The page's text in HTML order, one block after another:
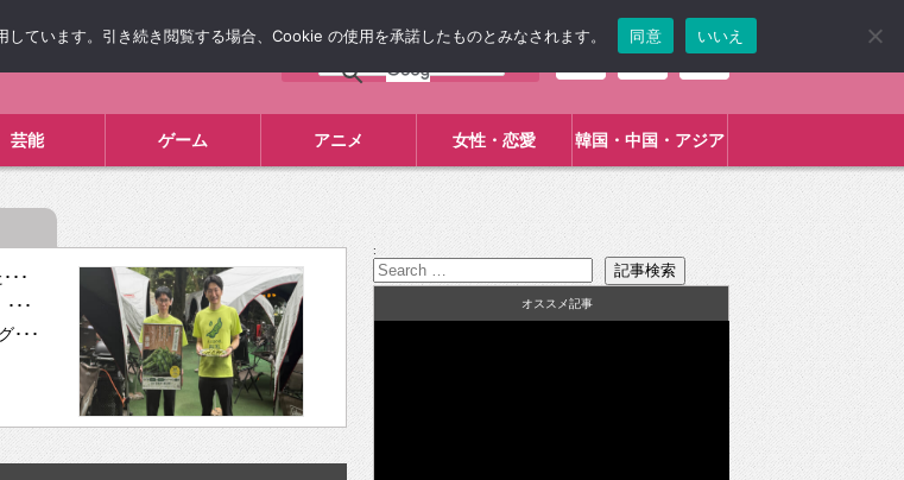
芸能 ゲーム アニメ 女性・恋愛 韓国・中国・アジア
･･
･･
･･･
:
オススメ記事
ています。引き続き閲覧する場合、Cookie の使用を承諾したものとみなされます。 同意 いいえ